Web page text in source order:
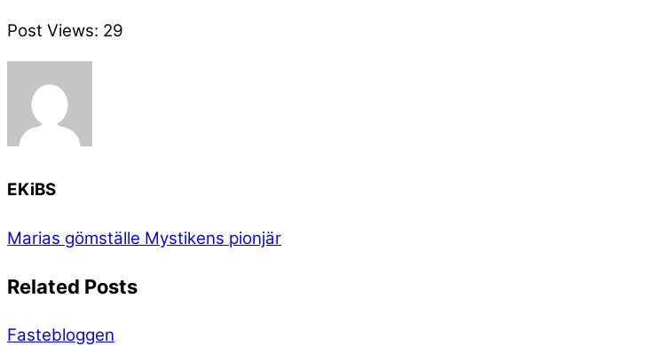
Post Views: 29
EKiBS
Marias gömställe Mystikens pionjär
Related Posts
Fastebloggen